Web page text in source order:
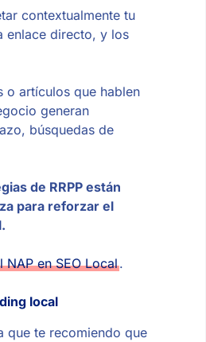
contextualmente tu
enlace directo, y los
o artículos que hablen
generan
búsquedas de
de RRPP están
para reforzar el
NAP en SEO Local.
local
que te recomiendo que